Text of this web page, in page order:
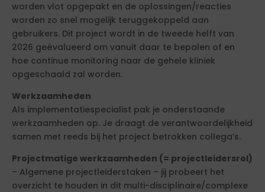
worden vlot opgepakt en de oplossingen/reacties
worden zo snel mogelijk teruggekoppeld aan
gebruikers. Dit project wordt in de tweede helft van
2026 geëvalueerd om vanuit daar te bepalen of en
hoe continue monitoring naar de gehele kliniek
opgeschaald zal worden.
Werkzaamheden
Als implementatiespecialist pak je onderstaande
werkzaamheden op. Je draagt de verantwoordelijkheid
samen met reeds bij het project betrokken collega’s.
Projectmatige werkzaamheden (= projectleidersrol)
– Algemene projectleiderstaken – jij probeert het
overzicht te houden in dit multi-disciplinaire/complexe